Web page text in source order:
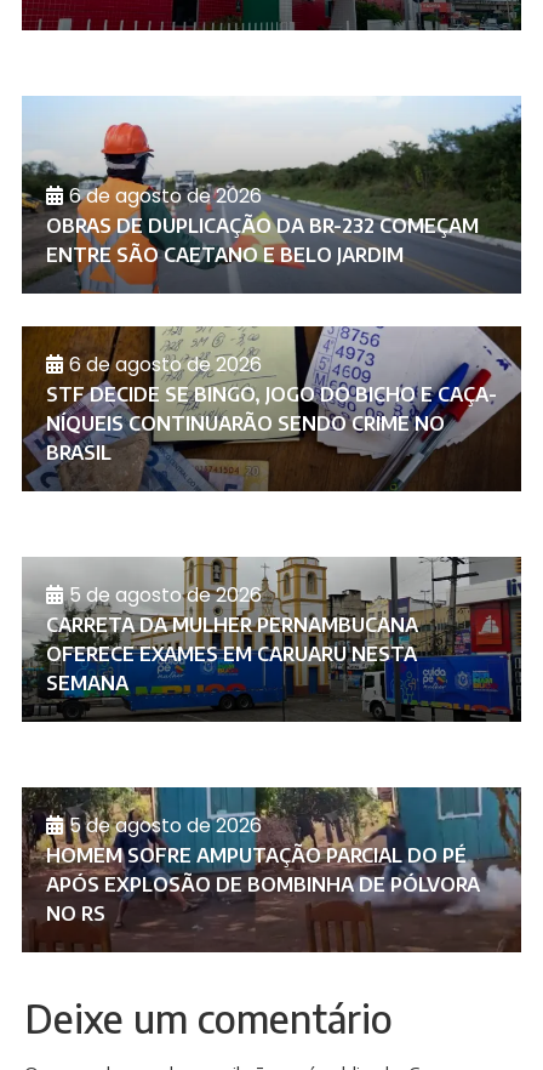
6 de agosto de 2026
OBRAS DE DUPLICAÇÃO DA BR-232 COMEÇAM
ENTRE SÃO CAETANO E BELO JARDIM
6 de agosto de 2026
STF DECIDE SE BINGO, JOGO DO BICHO E CAÇA-
NÍQUEIS CONTINUARÃO SENDO CRIME NO
BRASIL
5 de agosto de 2026
CARRETA DA MULHER PERNAMBUCANA
OFERECE EXAMES EM CARUARU NESTA
SEMANA
5 de agosto de 2026
HOMEM SOFRE AMPUTAÇÃO PARCIAL DO PÉ
APÓS EXPLOSÃO DE BOMBINHA DE PÓLVORA
NO RS
Deixe um comentário